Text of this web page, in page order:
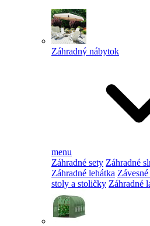
Záhradný nábytok
menu
Záhradné sety Záhradné
Záhradné lehátka
stoly a stoličky Záhradné